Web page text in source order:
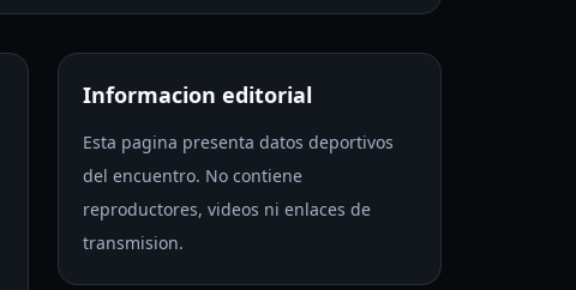
Informacion editorial
Esta pagina presenta datos deportivos
del encuentro. No contiene
reproductores, videos ni enlaces de
transmision.